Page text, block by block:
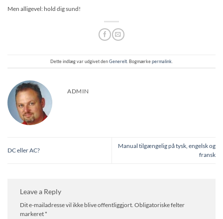
Men alligevel: hold dig sund!
Dette indlæg var udgivet denGenerelt . Bogmærkepermalink
ADMIN
DC eller AC?
Manual tilgængelig på tysk, engelsk og
fransk
Leave a Reply
Dit e-mailadresse vil ikke blive offentliggjort. Obligatoriske felter
markeret*